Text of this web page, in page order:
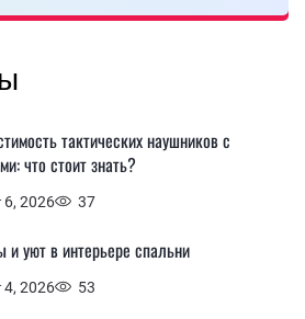
6, 2026 37
тактических наушников с
что стоит знать?
4, 2026 53
и уют в интерьере спальни